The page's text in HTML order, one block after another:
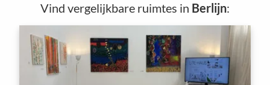
Vind vergelijkbare ruimtes in Berlijn: